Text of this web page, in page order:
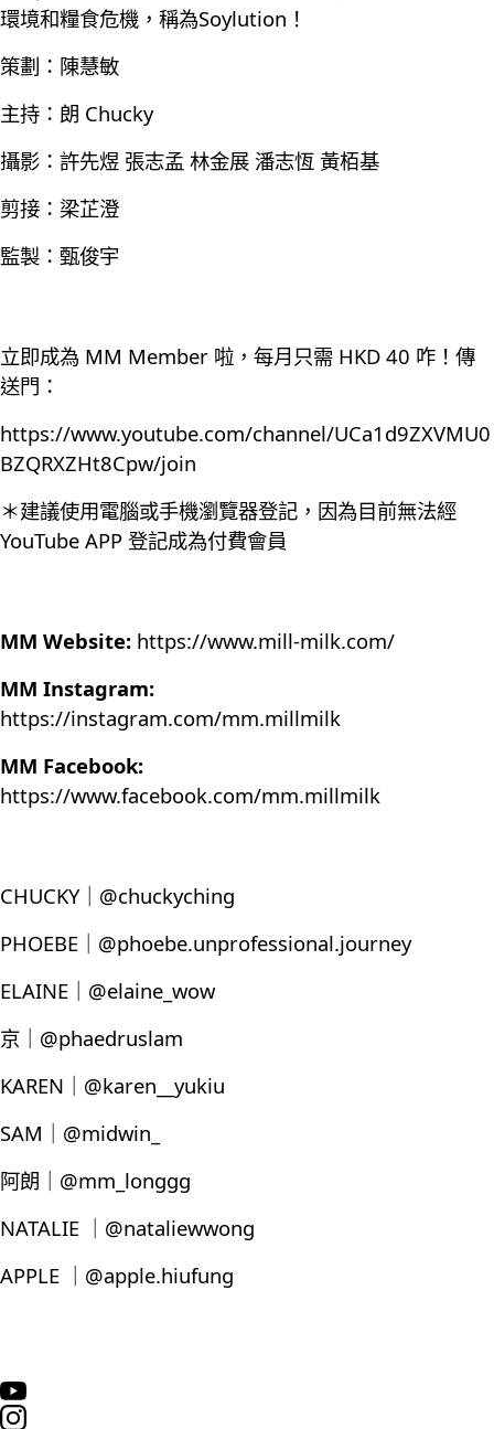
環境和糧食危機，稱為Soylution！
策劃：陳慧敏
主持：朗 Chucky
攝影：許先煜 張志孟 林金展 潘志恆 黃栢基
剪接：梁芷澄
監製：甄俊宇
立即成為 MM Member 啦，每月只需 HKD 40 咋！傳
送門：
https://www.youtube.com/channel/UCa1d9ZXVMU0
BZQRXZHt8Cpw/join
＊建議使用電腦或手機瀏覽器登記，因為目前無法經
YouTube APP 登記成為付費會員
MM Website: https://www.mill-milk.com/
MM Instagram:
https://instagram.com/mm.millmilk
MM Facebook:
https://www.facebook.com/mm.millmilk
CHUCKY｜@chuckyching
PHOEBE｜@phoebe.unprofessional.journey
ELAINE｜@elaine_wow
京｜@phaedruslam
KAREN｜@karen__yukiu
SAM｜@midwin_
阿朗｜@mm_longgg
NATALIE ｜@nataliewwong
APPLE ｜@apple.hiufung